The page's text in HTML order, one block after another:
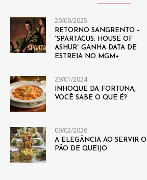
29/09/2025
RETORNO SANGRENTO –
“SPARTACUS: HOUSE OF
ASHUR” GANHA DATA DE
ESTREIA NO MGM+
29/01/2024
INHOQUE DA FORTUNA,
VOCÊ SABE O QUE É?
09/02/2026
A ELEGÂNCIA AO SERVIR O
PÃO DE QUEIJO